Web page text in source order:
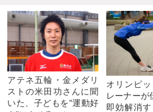
アテネ五輪・金メダリ
ストの米田功さんに聞
いた、子どもを"運動好
オリンピ
レーナーが
即効解消